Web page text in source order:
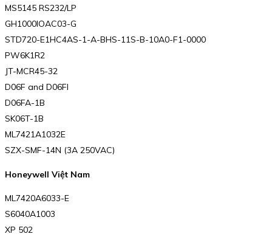
MS5145 RS232/LP
GH1000IOAC03-G
STD720-E1HC4AS-1-A-BHS-11S-B-10A0-F1-0000
PW6K1R2
JT-MCR45-32
D06F and D06FI
D06FA-1B
SK06T-1B
ML7421A1032E
SZX-SMF-14N (3A 250VAC)
Honeywell Việt Nam
ML7420A6033-E
S6040A1003
XP 502